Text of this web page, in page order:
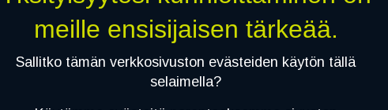
Toimitusaika:3 arkipäivää
Asennuspalvelu
meille ensisijaisen tärkeää.
Sallitko tämän verkkosivuston evästeiden käytön tällä
selaimella?